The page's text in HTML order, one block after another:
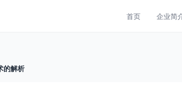
首页 企业简
的解析